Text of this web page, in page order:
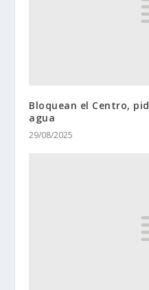
Bloquean el Centro,
agua
29/08/2025